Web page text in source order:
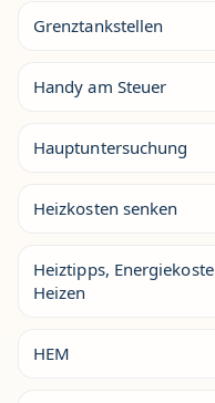
Grenztankstellen
Handy am Steuer
Hauptuntersuchung
Heizkosten senken
Heiztipps,
Heizen
HEM